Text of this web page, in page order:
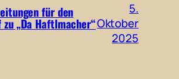
für den
„Da Haftlmacher“
5.
Oktober
2025